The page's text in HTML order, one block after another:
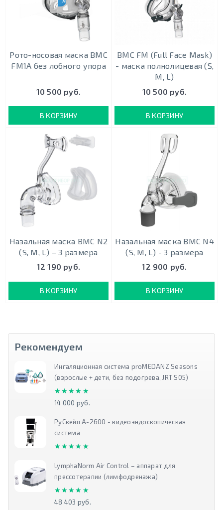
Рото-носовая маска BMC
FM1A без лобного упора
10 500 руб.
В КОРЗИНУ
BMC FM (Full Face Mask)
- маска полнолицевая (S,
M, L)
10 500 руб.
В КОРЗИНУ
Назальная маска BMC N2
(S, M, L) – 3 размера
12 190 руб.
В КОРЗИНУ
Назальная маска BMC N4
(S, M, L) - 3 размера
12 900 руб.
В КОРЗИНУ
Рекомендуем
Ингаляционная система proMEDANZ Seasons
(взрослые + дети, без подогрева, JRT S05)
★★★★★
★★★★★
14 000 руб.
РуСкейп А-2600 - видеоэндоскопическая
система
★★★★★
★★★★★
LymphaNorm Air Control – аппарат для
прессотерапии (лимфодренажа)
★★★★★
★★★★★
48 403 руб.